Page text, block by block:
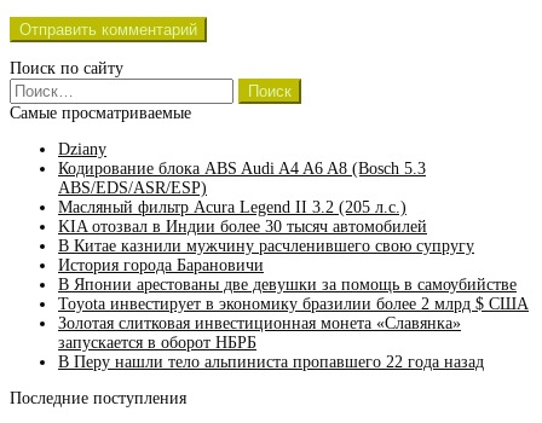
Поиск по сайту
Найти:
Самые просматриваемые
Dziany
Кодирование блока ABS Audi A4 A6 A8 (Bosch 5.3
ABS/EDS/ASR/ESP)
Масляный фильтр Acura Legend II 3.2 (205 л.с.)
KIA отозвал в Индии более 30 тысяч автомобилей
В Китае казнили мужчину расчленившего свою супругу
История города Барановичи
В Японии арестованы две девушки за помощь в самоубийстве
Toyota инвестирует в экономику бразилии более 2 млрд $ США
Золотая слитковая инвестиционная монета «Славянка»
запускается в оборот НБРБ
В Перу нашли тело альпиниста пропавшего 22 года назад
Последние поступления